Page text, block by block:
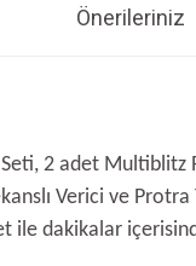
Önerileriniz
2 adet Multiblitz
Verici ve Protra
ile dakikalar